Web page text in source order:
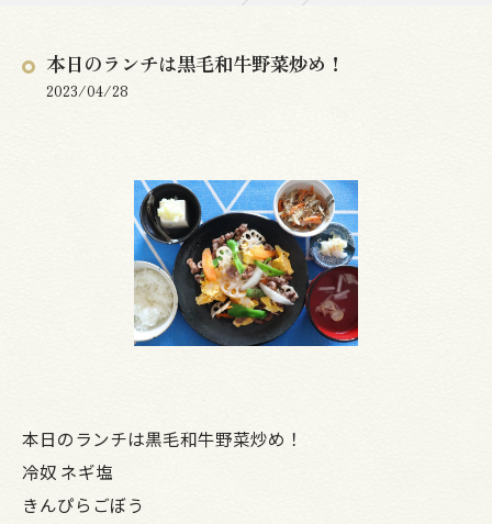
本日のランチは黒毛和牛野菜炒め！
2023/04/28
本日のランチは黒毛和牛野菜炒め！
冷奴 ネギ塩
きんぴらごぼう